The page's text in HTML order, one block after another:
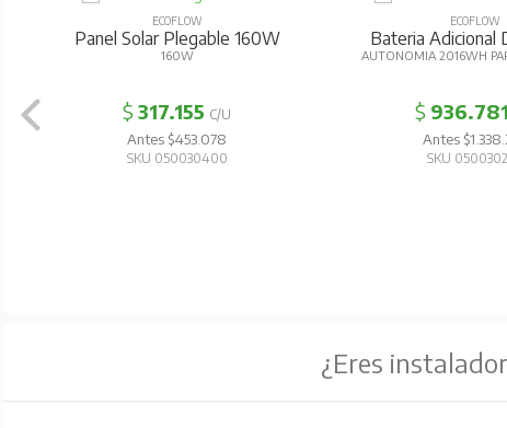
ECOFLOW
Panel Solar Plegable 160W
160W
$317.155 C/U
Antes $453.078
SKU 050030400
ECOFLOW
Bateria Adicional
AUTONOMIA 2016WH
$ 936.781
Antes
SKU
¿Eres